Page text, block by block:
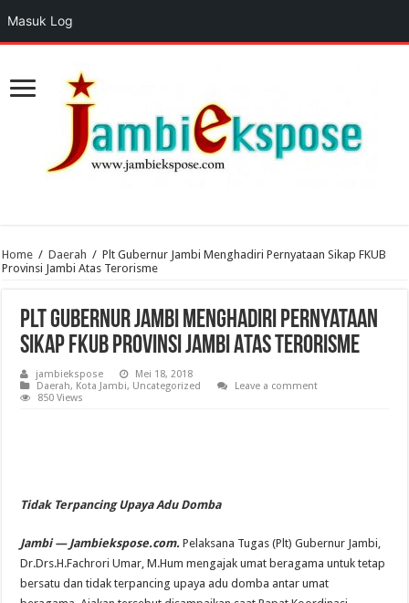
Home / Daerah / Plt Gubernur Jambi Menghadiri Pernyataan Sikap FKUB
Provinsi Jambi Atas Terorisme
Plt Gubernur Jambi Menghadiri Pernyataan
Sikap FKUB Provinsi Jambi Atas Terorisme
jambiekspose
Mei 18, 2018
Daerah, Kota Jambi, Uncategorized
Leave a comment
850 Views
Tidak Terpancing Upaya Adu Domba
Jambi — Jambiekspose.com. Pelaksana Tugas (Plt) Gubernur Jambi,
Dr.Drs.H.Fachrori Umar, M.Hum mengajak umat beragama untuk tetap
bersatu dan tidak terpancing upaya adu domba antar umat
Masuk Log